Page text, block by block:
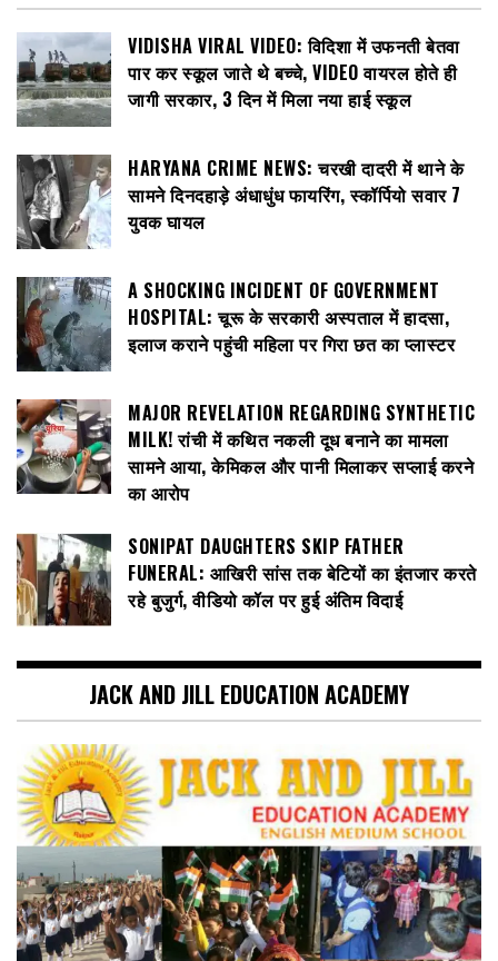
VIDISHA VIRAL VIDEO: विदिशा में उफनती बेतवा
पार कर स्कूल जाते थे बच्चे, VIDEO वायरल होते ही
जागी सरकार, 3 दिन में मिला नया हाई स्कूल
HARYANA CRIME NEWS: चरखी दादरी में थाने के
सामने दिनदहाड़े अंधाधुंध फायरिंग, स्कॉर्पियो सवार 7
युवक घायल
A SHOCKING INCIDENT OF GOVERNMENT
HOSPITAL: चूरू के सरकारी अस्पताल में हादसा,
इलाज कराने पहुंची महिला पर गिरा छत का प्लास्टर
MAJOR REVELATION REGARDING SYNTHETIC
MILK! रांची में कथित नकली दूध बनाने का मामला
सामने आया, केमिकल और पानी मिलाकर सप्लाई करने
का आरोप
SONIPAT DAUGHTERS SKIP FATHER
FUNERAL: आखिरी सांस तक बेटियों का इंतजार करते
रहे बुजुर्ग, वीडियो कॉल पर हुई अंतिम विदाई
JACK AND JILL EDUCATION ACADEMY